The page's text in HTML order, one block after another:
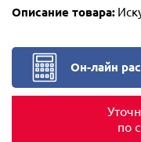
Описание товара:
Он-лайн
по